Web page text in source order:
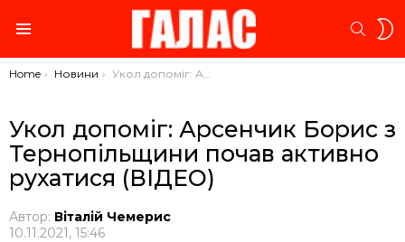
You are here:
Home Новини Укол допоміг: Арсенчик Борис з Тернопільщини почав активно рухатися (ВІДЕО)
Укол допоміг: Арсенчик Борис з
Тернопільщини почав активно
рухатися (ВІДЕО)
Автор: Віталій Чемерис
10.11.2021, 15:46